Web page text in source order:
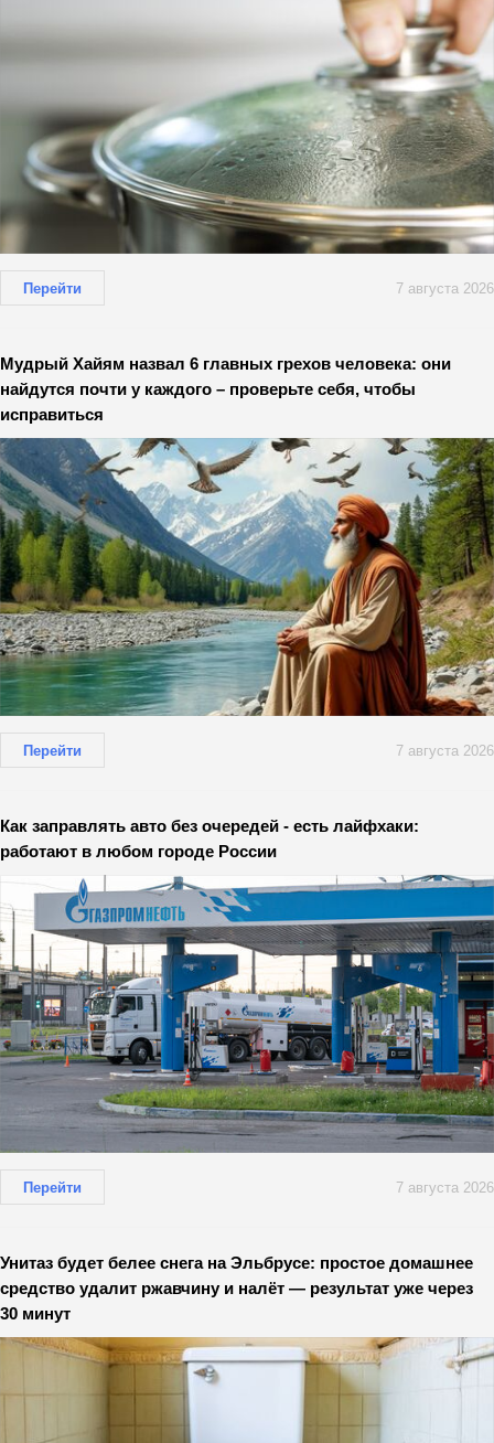
Перейти 7 августа 2026
Мудрый Хайям назвал 6 главных грехов человека: они
найдутся почти у каждого – проверьте себя, чтобы
исправиться
Перейти 7 августа 2026
Как заправлять авто без очередей - есть лайфхаки:
работают в любом городе России
Перейти 7 августа 2026
Унитаз будет белее снега на Эльбрусе: простое домашнее
средство удалит ржавчину и налёт — результат уже через
30 минут